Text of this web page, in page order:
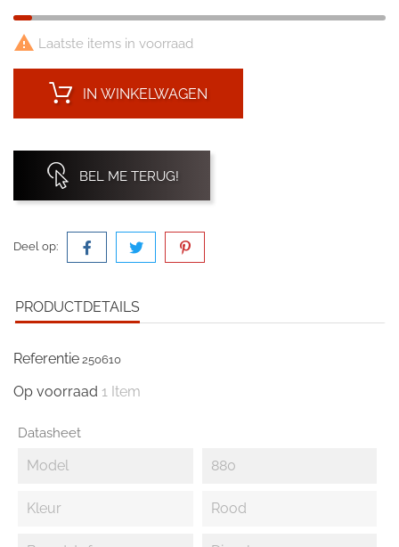
 Laatste items in voorraad
IN WINKELWAGEN
BEL ME TERUG!
Deel op:
PRODUCTDETAILS
Referentie 250610
Op voorraad 1 Item
Datasheet
Model 880
Kleur Rood